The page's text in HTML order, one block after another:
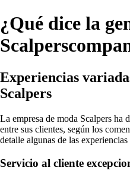
¿Qué dice la
Experiencias
Scalpers
La empresa de moda Scalpers ha
entre sus clientes, según los
detalle algunas de las experiencias
Servicio al cliente